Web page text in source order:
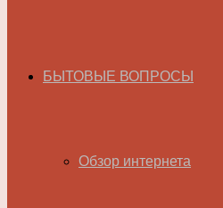
БЫТОВЫЕ ВОПРОСЫ
Обзор интернета